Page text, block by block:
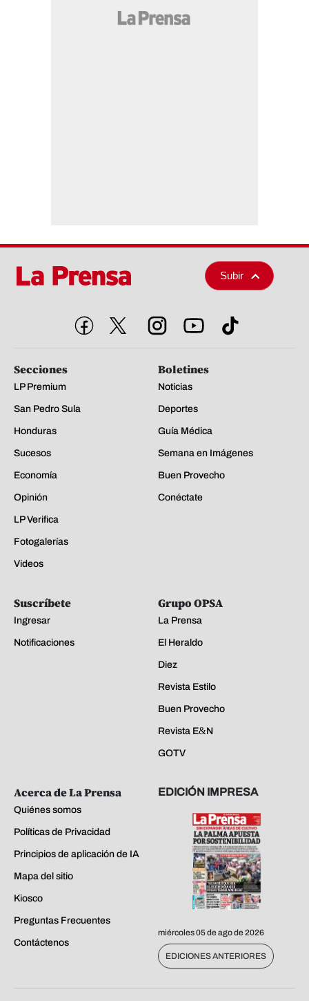
Subir
Secciones
LP Premium
San Pedro Sula
Honduras
Sucesos
Economía
Opinión
LP Verifica
Fotogalerías
Videos
Boletines
Noticias
Deportes
Guía Médica
Semana en Imágenes
Buen Provecho
Conéctate
Suscríbete
Ingresar
Notificaciones
Grupo OPSA
La Prensa
El Heraldo
Diez
Revista Estilo
Buen Provecho
Revista E&N
GOTV
Acerca de La Prensa
Quiénes somos
Políticas de Privacidad
Principios de aplicación de IA
Mapa del sitio
Kiosco
Preguntas Frecuentes
Contáctenos
EDICIÓN IMPRESA
miércoles 05 de ago de 2026
EDICIONES ANTERIORES